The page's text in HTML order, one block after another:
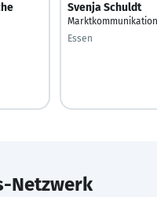
Svenja Schuldt
Marktkommunikation
Essen
Netzwerk